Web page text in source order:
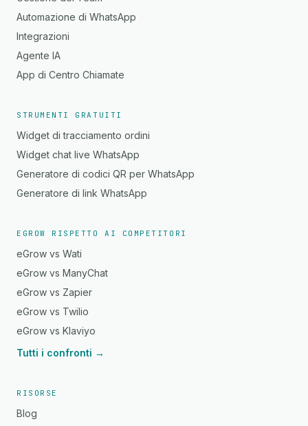
Automazione di WhatsApp
Integrazioni
Agente IA
App di Centro Chiamate
STRUMENTI GRATUITI
Widget di tracciamento ordini
Widget chat live WhatsApp
Generatore di codici QR per WhatsApp
Generatore di link WhatsApp
EGROW RISPETTO AI COMPETITORI
eGrow vs Wati
eGrow vs ManyChat
eGrow vs Zapier
eGrow vs Twilio
eGrow vs Klaviyo
Tutti i confronti →
RISORSE
Blog